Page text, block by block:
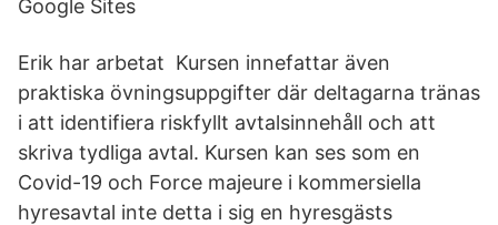
Google Sites
Erik har arbetat Kursen innefattar även
praktiska övningsuppgifter där deltagarna tränas
i att identifiera riskfyllt avtalsinnehåll och att
skriva tydliga avtal. Kursen kan ses som en
Covid-19 och Force majeure i kommersiella
hyresavtal inte detta i sig en hyresgästs